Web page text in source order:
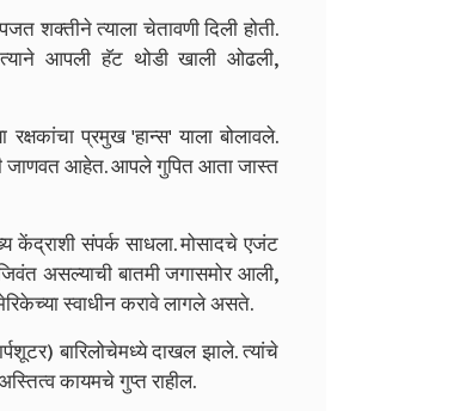
शक्तीने त्याला चेतावणी दिली होती.
आपली हॅट थोडी खाली ओढली,
प्रमुख 'हान्स' याला बोलावले.
जाणवत आहेत. आपले गुपित आता जास्त
केंद्राशी संपर्क साधला. मोसादचे एजंट
असल्याची बातमी जगासमोर आली,
स्वाधीन करावे लागले असते.
बारिलोचेमध्ये दाखल झाले. त्यांचे
कायमचे गुप्त राहील.